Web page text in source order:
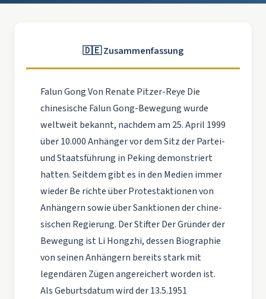
🇩🇪 Zusammenfassung
Falun Gong Von Renate Pitzer-Reye Die
chinesische Falun Gong-Bewegung wurde
weltweit bekannt, nachdem am 25. April 1999
über 10.000 Anhänger vor dem Sitz der Partei-
und Staatsführung in Peking demonstriert
hatten. Seitdem gibt es in den Medien immer
wieder Be­ richte über Protestaktionen von
Anhängern sowie über Sanktionen der chine­
sischen Regierung. Der Stifter Der Gründer der
Bewegung ist Li Hongzhi, dessen Biographie
von seinen Anhängern bereits stark mit
legendären Zügen angereichert worden ist.
Als Geburtsdatum wird der 13.5.1951